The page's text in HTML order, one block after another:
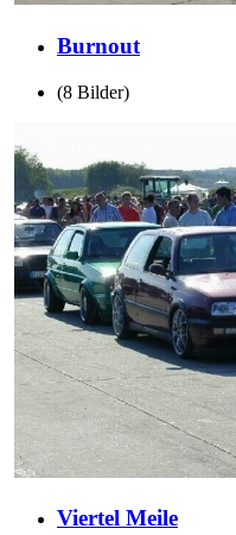
Burnout
(8 Bilder)
Viertel Meile